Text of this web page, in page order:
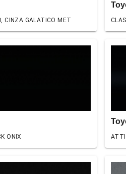
CINZA GALATICO MET
ONIX